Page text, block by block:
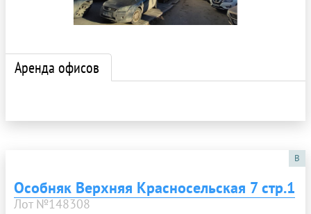
Аренда офисов
B
Особняк Верхняя Красносельская 7 стр.1
Лот №148308